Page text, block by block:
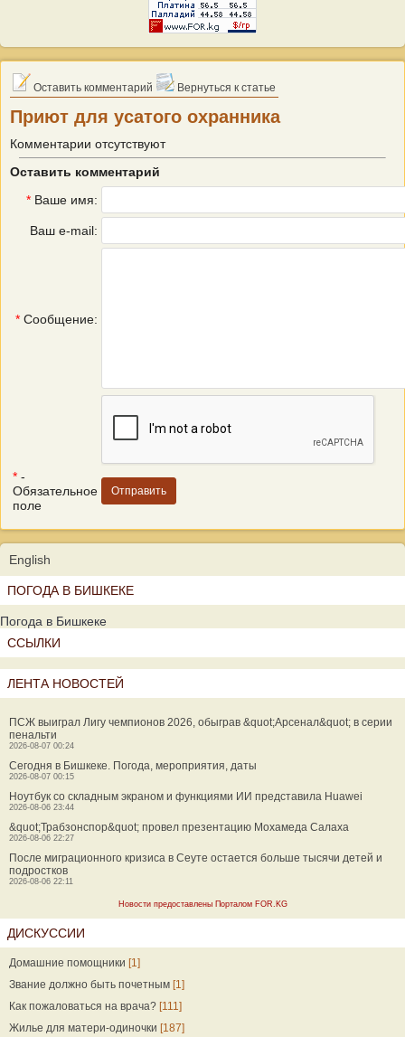
Оставить комментарий Вернуться к статье
Приют для усатого охранника
Комментарии отсутствуют
Оставить комментарий
* Ваше имя:
Ваш e-mail:
* Сообщение:
* -
Обязательное
поле
English
ПОГОДА В БИШКЕКЕ
Погода в Бишкеке
ССЫЛКИ
ЛЕНТА НОВОСТЕЙ
ПСЖ выиграл Лигу чемпионов 2026, обыграв &quot;Арсенал&quot; в серии
пенальти
2026-08-07 00:24
Сегодня в Бишкеке. Погода, мероприятия, даты
2026-08-07 00:15
Ноутбук со складным экраном и функциями ИИ представила Huawei
2026-08-06 23:44
&quot;Трабзонспор&quot; провел презентацию Мохамеда Салаха
2026-08-06 22:27
После миграционного кризиса в Сеуте остается больше тысячи детей и
подростков
2026-08-06 22:11
Новости предоставлены Порталом FOR.KG
ДИСКУССИИ
Домашние помощники [1]
Звание должно быть почетным [1]
Как пожаловаться на врача? [111]
Жилье для матери-одиночки [187]